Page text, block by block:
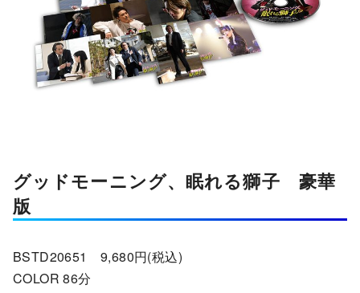
グッドモーニング、眠れる獅子 豪華
版
BSTD20651 9,680円(税込)
COLOR 86分